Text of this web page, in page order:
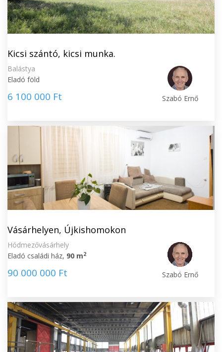
Kicsi szántó, kicsi munka.
Balástya
Eladó föld
6 100 000 Ft Szabó Ernő
Vásárhelyen, Újkishomokon
Hódmezővásárhely
Eladó családi ház, 90 m2
90 000 000 Ft Szabó Ernő